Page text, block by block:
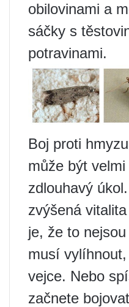
obilovinami a
sáčky s
potravinami.
Boj proti
může být
zdlouhavý
zvýšená
je, že to
musí
vejce. Nebo
začnete